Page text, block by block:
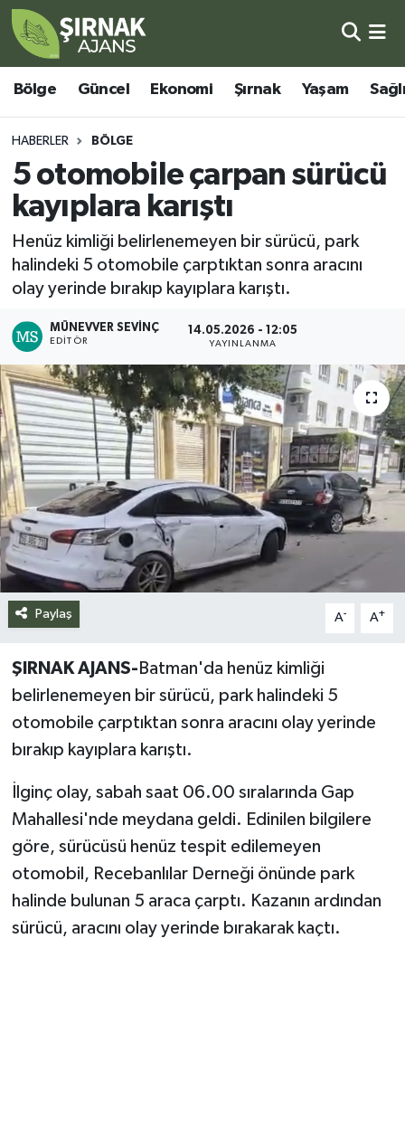
Bölge Güncel Ekonomi Şırnak Yaşam
HABERLER BÖLGE
5 otomobile çarpan sürücü
kayıplara karıştı
Henüz kimliği belirlenemeyen bir sürücü, park
halindeki 5 otomobile çarptıktan sonra aracını
olay yerinde bırakıp kayıplara karıştı.
MÜNEVVER SEVINÇ
EDITÖR
14.05.2026 - 12:05
YAYINLANMA
Paylaş A- A+
ŞIRNAK AJANS- Batman'da henüz kimliği
belirlenemeyen bir sürücü, park halindeki 5
otomobile çarptıktan sonra aracını olay yerinde
bırakıp kayıplara karıştı.
İlginç olay, sabah saat 06.00 sıralarında Gap
Mahallesi'nde meydana geldi. Edinilen bilgilere
göre, sürücüsü henüz tespit edilemeyen
otomobil, Recebanlılar Derneği önünde park
halinde bulunan 5 araca çarptı. Kazanın ardından
sürücü, aracını olay yerinde bırakarak kaçtı.
Bölge
Güncel
Ekonomi
Şırnak
Sağlık
Eğitim
Kültür - Sanat
Siyaset
Spor
Teknoloji
Yazarlar
Şırnak Nöbetçi Eczaneler
Şırnak Hava Durumu
Şirnak Namaz Vakitleri
Şırnak Trafik Yoğunluk Haritası
Süper Lig Puan Durumu ve Fikstür
Tüm Manşetler
Son Dakika Haberleri
Haber Arşivi